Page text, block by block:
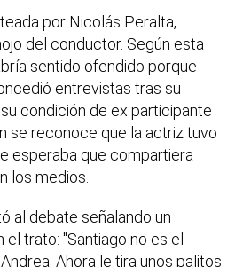
por Nicolás Peralta,
del conductor. Según esta
sentido ofendido porque
entrevistas tras su
condición de ex participante
se reconoce que la actriz tuvo
esperaba que compartiera
los medios.
al debate señalando un
trato: "Santiago no es el
Ahora le tira unos palitos